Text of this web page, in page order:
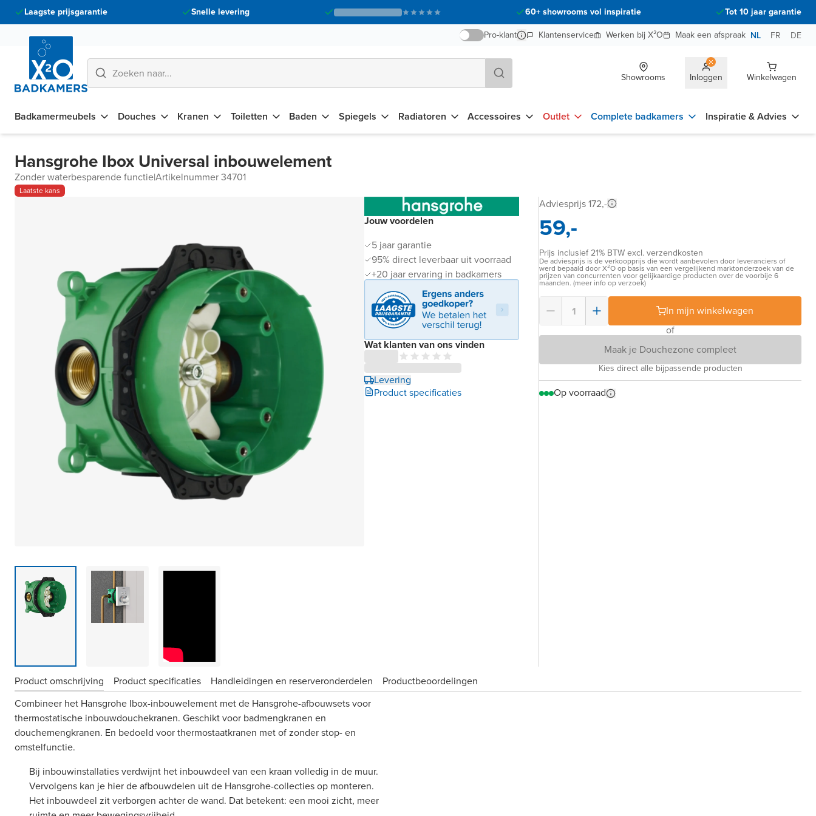
Laagste prijsgarantie Snelle levering 60+ showrooms vol inspiratie
Tot 10 jaar garantie
Pro-klant
Klantenservice Werken bij X²O Maak een afspraak NL FR DE
Showrooms Inloggen Winkelwagen
Badkamermeubels Douches Kranen Toiletten Baden Spiegels Radiatoren Accessoires Outlet Complete badkamers Inspiratie & Advies
Hansgrohe Ibox Universal inbouwelement
Zonder waterbesparende functie|Artikelnummer 34701
Laatste kans
Jouw voordelen
5 jaar garantie
95% direct leverbaar uit voorraad
+20 jaar ervaring in badkamers
Wat klanten van ons vinden
Levering
Product specificaties
Adviesprijs 172,-
59,-
Prijs inclusief 21% BTW excl. verzendkosten
De adviesprijs is de verkoopprijs die wordt aanbevolen door leveranciers of
werd bepaald door X²O op basis van een vergelijkend marktonderzoek van de
prijzen van concurrenten voor gelijkaardige producten over de voorbije 6
maanden. (meer info op verzoek)
In mijn winkelwagen
of
Maak je Douchezone compleet
Kies direct alle bijpassende producten
Op voorraad
Product omschrijving Product specificaties Handleidingen en reserveronderdelen
Product­beoordelingen
Combineer het Hansgrohe Ibox-inbouwelement met de Hansgrohe-afbouwsets voor
thermostatische inbouwdouchekranen. Geschikt voor badmengkranen en
douchemengkranen. En bedoeld voor thermostaatkranen met of zonder stop- en
omstelfunctie.
Bij inbouwinstallaties verdwijnt het inbouwdeel van een kraan volledig in de muur.
Vervolgens kan je hier de afbouwdelen uit de Hansgrohe-collecties op monteren.
Het inbouwdeel zit verborgen achter de wand. Dat betekent: een mooi zicht, meer